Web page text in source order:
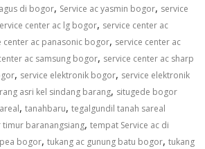
di bogor, Service ac yasmin bogor, service
center ac lg bogor, service center ac
center ac panasonic bogor, service center ac
ac samsung bogor, service center ac sharp
, service elektronik bogor, service elektronik
asri kel sindang barang, situgede bogor
,tanahbaru,tegalgundil tanah sareal
baranangsiang,tempat Service ac di
bogor,tukang ac gunung batu bogor,tukang